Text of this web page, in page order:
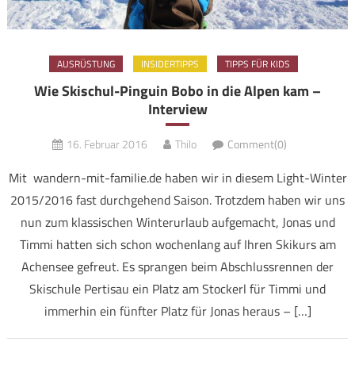
AUSRÜSTUNG INSIDERTIPPS TIPPS FÜR KIDS
Wie Skischul-Pinguin Bobo in die Alpen kam –
Interview
16. Februar 2016 Thilo Comment(0)
Mit wandern-mit-familie.de haben wir in diesem Light-Winter
2015/2016 fast durchgehend Saison. Trotzdem haben wir uns
nun zum klassischen Winterurlaub aufgemacht, Jonas und
Timmi hatten sich schon wochenlang auf Ihren Skikurs am
Achensee gefreut. Es sprangen beim Abschlussrennen der
Skischule Pertisau ein Platz am Stockerl für Timmi und
immerhin ein fünfter Platz für Jonas heraus – […]